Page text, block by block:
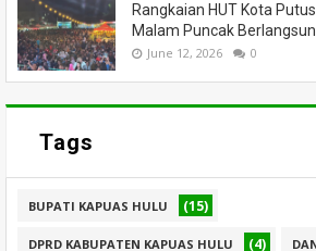
Rangkaian HUT Kota
Malam Puncak
June 12, 2026 0
Tags
BUPATI KAPUAS HULU (15)
DPRD KABUPATEN KAPUAS HULU (4)